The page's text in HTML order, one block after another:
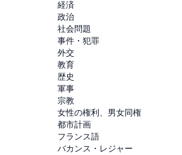
経済
政治
社会問題
事件・犯罪
外交
教育
歴史
軍事
宗教
女性の権利、男女同権
都市計画
フランス語
バカンス・レジャー